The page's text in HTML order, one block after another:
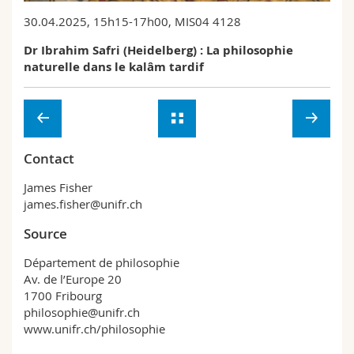
Interfacultaire
Doctorants
Programme des cours
MyUnifr
30.04.2025, 15h15-17h00, MIS04 4128
Dr Ibrahim Safri (Heidelberg) : La philosophie
naturelle dans le kalâm tardif
Contact
James Fisher
james.fisher@unifr.ch
Source
Département de philosophie
Av. de l’Europe 20
1700 Fribourg
philosophie@unifr.ch
www.unifr.ch/philosophie